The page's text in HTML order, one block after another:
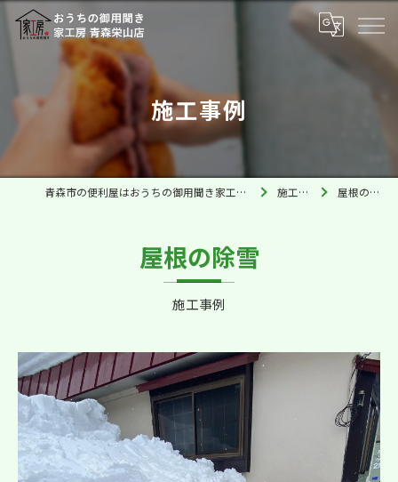
施工事例
青森市の便利屋はおうちの御用聞き家工房 青森栄山店 施工事例 屋根の除雪
施工事例
屋根の除雪